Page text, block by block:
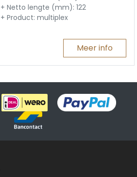
+ Netto lengte (mm): 122
+ Product: multiplex
Meer info